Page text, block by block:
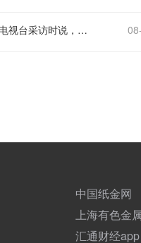
【贝森特称霍尔木兹海峡将逐步失去战略重要性】 美国财政部长斯科特·贝森特日前在接受美国亚利桑那州地方电视台采访时说，随着地缘政治局势变化，今后越来越多能源运输将绕过霍尔木兹海峡。他认为，霍尔木兹海峡将逐步失去战略重要性。当地媒体报道，贝森特在采访中说，鉴于伊朗试图控制霍尔木兹海峡这条咽喉要道，海峡将无法回到过去的状态。他声称，在接下来两年时间里，海峡将变成一片普通水域，逐步变得不再那么重要。贝森特说，经由霍尔木兹海峡运输的能源中，有超过50%甚至70%今后将逐步改由地下管道输送。 贝森特此前曾多次表达类似观点，即霍尔木兹海峡作为全球能源咽喉的地位被削弱。在贝森特看来，沙特阿拉伯、阿联酋等国现有输油管道的扩建与改建，以及绕过海峡的地下和陆路管网升级，会在很大程度上替代以往通过油轮穿越海峡的运输方式。 （新华社）
中国纸金网
上海有色金
汇通财经app